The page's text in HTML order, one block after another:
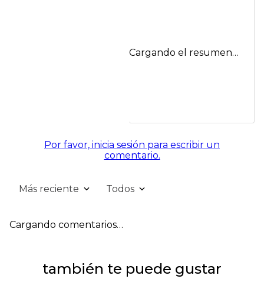
Cargando el resumen…
Por favor, inicia sesión para escribir un
comentario.
Más reciente Todos
Cargando comentarios…
también te puede gustar